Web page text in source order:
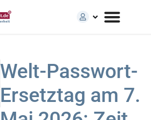
Welt-Passwort-
Ersetztag am 7.